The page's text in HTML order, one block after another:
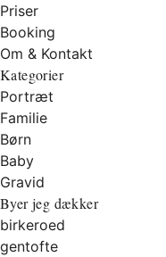
Priser
Booking
Om & Kontakt
Kategorier
Portræt
Familie
Børn
Baby
Gravid
Byer jeg dækker
birkeroed
gentofte